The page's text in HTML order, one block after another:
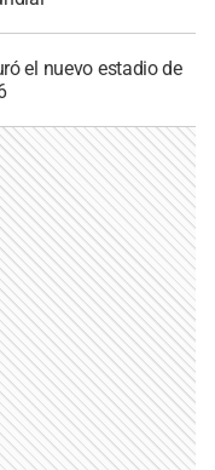
el nuevo estadio de